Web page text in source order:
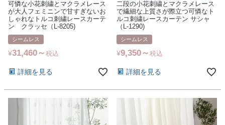
可憐な小花刺繍とマクラメレース
が大人フェミニンで甘すぎないお
しゃれなトルコ刺繍レースカーテ
ン クラッセ（L-8205)
シームレス
¥31,460 税込
詳細を見る
二段の小花刺繍とマクラメレース
で繊細な上質さが際立つ可憐なト
ルコ刺繍レースカーテン サシャ
（L-1290)
シームレス
¥9,350 税込
詳細を見る